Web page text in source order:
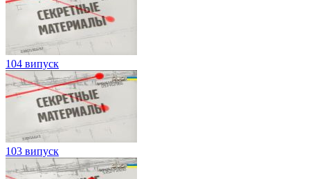
104 випуск
103 випуск